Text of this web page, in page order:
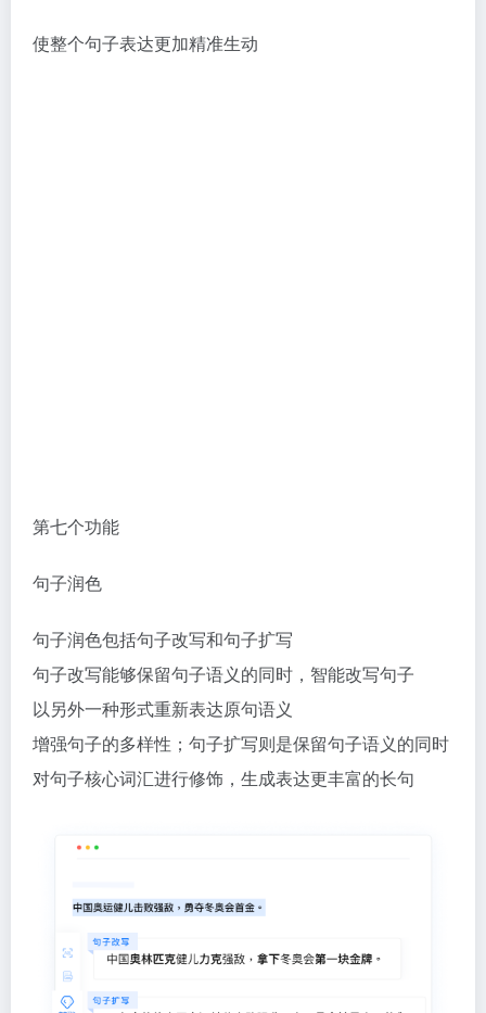
使整个句子表达更加精准生动
以另外一种形式重新表达原句语义
对句子核心词汇进行修饰，生成表达更丰富的长句
第八个功能